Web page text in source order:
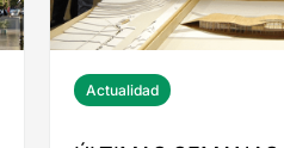
Actualidad